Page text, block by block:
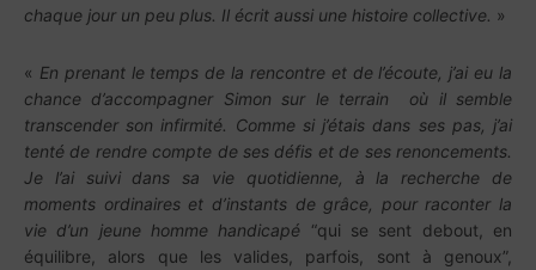
chaque jour un peu plus. Il écrit aussi une histoire collective. »
« En prenant le temps de la rencontre et de l’écoute, j’ai eu la
chance d’accompagner Simon sur le terrain où il semble
transcender son infirmité. Comme si j’étais dans ses pas, j’ai
tenté de rendre compte de ses défis et de ses renoncements.
Je l’ai suivi dans sa vie quotidienne, à la recherche de
moments ordinaires et d’instants de grâce, pour raconter la
vie d’un jeune homme handicapé “qui se sent debout, en
équilibre, alors que les valides, parfois, sont à genoux”,